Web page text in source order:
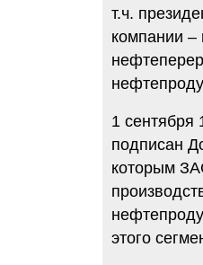
т.ч.
компании –
1
подписан
которым
этого